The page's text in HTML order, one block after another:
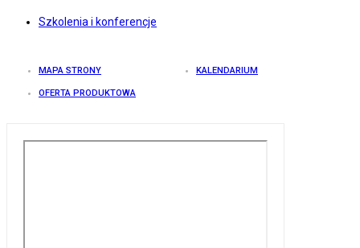
Szkolenia i konferencje
MAPA STRONY KALENDARIUM
OFERTA PRODUKTOWA